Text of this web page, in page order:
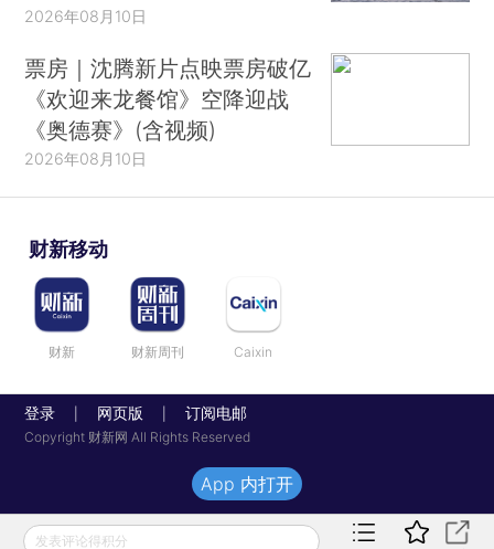
2026年08月10日
票房｜沈腾新片点映票房破亿
《欢迎来龙餐馆》空降迎战
《奥德赛》(含视频)
2026年08月10日
财新移动
财新 财新周刊 Caixin
登录 网页版 订阅电邮
Copyright 财新网 All Rights Reserved
发表评论得积分
App 内打开